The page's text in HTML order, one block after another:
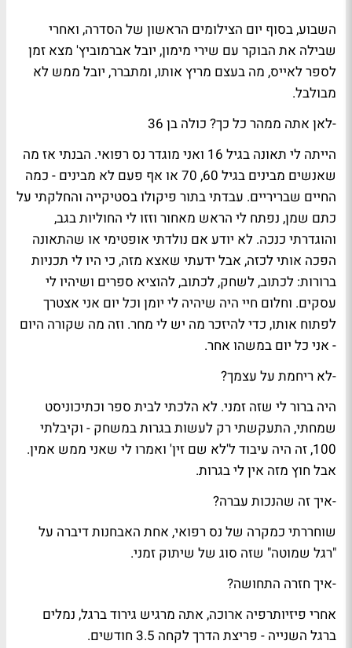
השבוע, בסוף יום הצילומים הראשון של הסדרה, ואחרי
שבילה את הבוקר עם שירי מימון, יובל אברמוביץ' מצא זמן
לספר לאייס, מה בעצם מריץ אותו, ומתברר, יובל ממש לא
מבולבל.
-לאן אתה ממהר כל כך? כולה בן 36
הייתה לי תאונה בגיל 16 ואני מוגדר נס רפואי. הבנתי אז מה
שאנשים מבינים בגיל 60, 70 או אף פעם לא מבינים - כמה
החיים שבריריים. עבדתי בתור פיקולו בסטיקייה והחלקתי על
כתם שמן, נפתח לי הראש מאחור וזזו לי החוליות בגב,
והוגדרתי כנכה. לא יודע אם נולדתי אופטימי או שהתאונה
הפכה אותי לכזה, אבל ידעתי שאצא מזה, כי היו לי תכניות
ברורות: לכתוב, לשחק, לכתוב, להוציא ספרים ושיהיו לי
עסקים. וחלום חיי היה שיהיה לי יומן וכל יום אני אצטרך
לפתוח אותו, כדי להיזכר מה יש לי מחר. וזה מה שקורה היום
- אני כל יום במשהו אחר.
-לא ריחמת על עצמך?
היה ברור לי שזה זמני. לא הלכתי לבית ספר וכתיכוניסט
שמחתי, התעקשתי רק לעשות בגרות במשחק - וקיבלתי
100, זה היה עיבוד ל'לא שם זין' ואמרו לי שאני ממש אמין.
אבל חוץ מזה אין לי בגרות.
-איך זה שהנכות עברה?
שוחררתי כמקרה של נס רפואי, אחת האבחנות דיברה על
"רגל שמוטה" שזה סוג של שיתוק זמני.
-איך חזרה התחושה?
אחרי פיזיותרפיה ארוכה, אתה מרגיש גירוד ברגל, נמלים
ברגל השנייה - פריצת הדרך לקחה 3.5 חודשים.